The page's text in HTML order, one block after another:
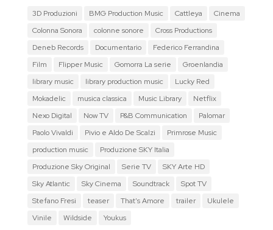
3D Produzioni BMG Production Music Cattleya
Cinema
Colonna Sonora
colonne sonore
Cross Productions
Deneb Records
Documentario
Federico Ferrandina
Film
Flipper Music Gomorra La serie
Groenlandia
library music
library production music
Lucky Red
Mokadelic
musica classica Music Library
Netflix
Nexo Digital
Now TV P&B Communication
Palomar
Paolo Vivaldi
Pivio e Aldo De Scalzi
Primrose Music
production music
Produzione SKY Italia
Produzione Sky Original
Serie TV
SKY Arte HD
Sky Atlantic
Sky Cinema Soundtrack
Spot TV
Stefano Fresi
teaser That's Amore trailer
Ukulele
Vinile
Wildside Youkus